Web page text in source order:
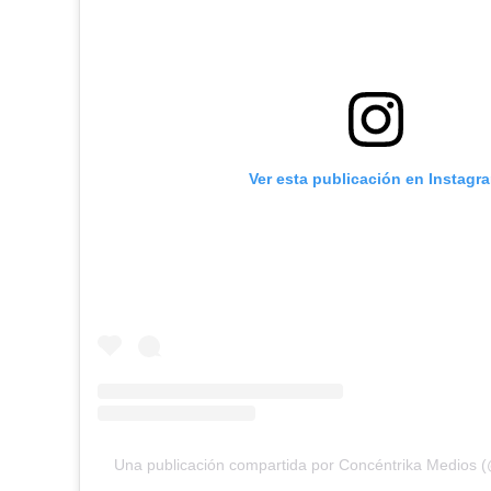
Ver esta publicación en
Una publicación compartida por Concéntrika Medios